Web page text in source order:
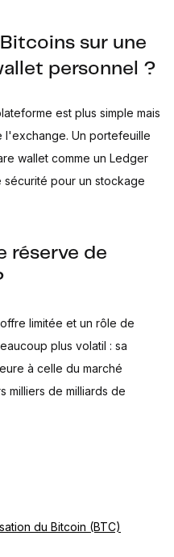
sur une
personnel ?
est plus simple mais
Un portefeuille
wallet comme un Ledger
pour un stockage
réserve de
limitée et un rôle de
plus volatil : sa
à celle du marché
milliers de milliards de
du Bitcoin (BTC)